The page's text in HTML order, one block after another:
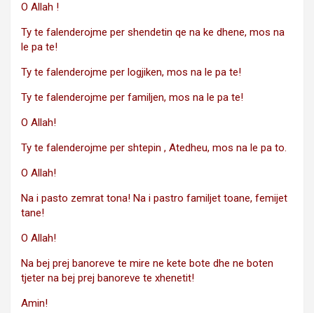
O Allah !
Ty te falenderojme per shendetin qe na ke dhene, mos na
le pa te!
Ty te falenderojme per logjiken, mos na le pa te!
Ty te falenderojme per familjen, mos na le pa te!
O Allah!
Ty te falenderojme per shtepin , Atedheu, mos na le pa to.
O Allah!
Na i pasto zemrat tona! Na i pastro familjet toane, femijet
tane!
O Allah!
Na bej prej banoreve te mire ne kete bote dhe ne boten
tjeter na bej prej banoreve te xhenetit!
Amin!